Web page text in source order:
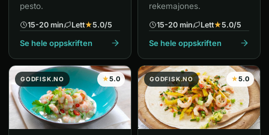
pesto.
15-20 min Lett★5.0/5
Se hele oppskriften
rekemajones.
15-20 min Lett★5.0/5
Se hele oppskriften
GODFISK.NO ★5.0 GODFISK.NO ★5.0